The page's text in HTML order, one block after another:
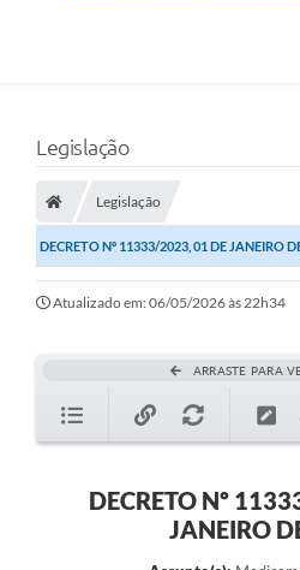
Legislação
Legislação
DECRETO Nº 11333/2023, 01 DE JANEIRO
Atualizado em: 06/05/2026 às 22h34
ARRASTE PARA
DECRETO Nº
JANEIRO